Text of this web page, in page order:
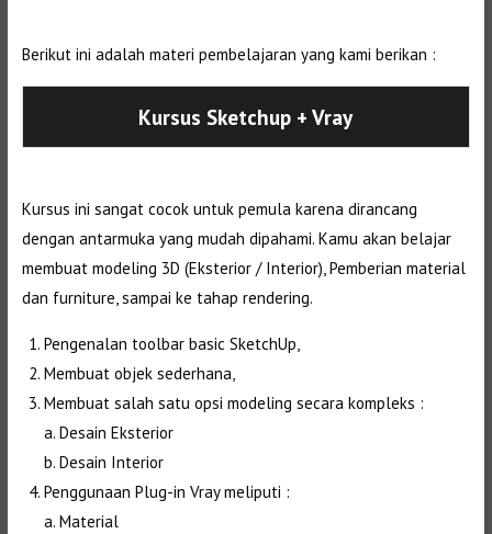
Berikut ini adalah materi pembelajaran yang kami berikan :
Kursus Sketchup + Vray
Kursus ini sangat cocok untuk pemula karena dirancang
dengan antarmuka yang mudah dipahami. Kamu akan belajar
membuat modeling 3D (Eksterior / Interior), Pemberian material
dan furniture, sampai ke tahap rendering.
Pengenalan toolbar basic SketchUp,
Membuat objek sederhana,
Membuat salah satu opsi modeling secara kompleks :
a. Desain Eksterior
b. Desain Interior
Penggunaan Plug-in Vray meliputi :
a. Material